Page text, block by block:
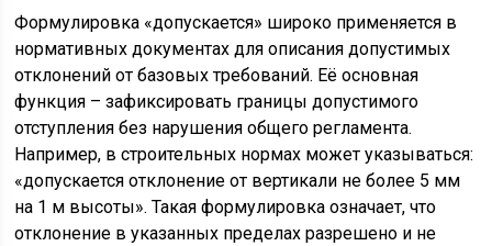
Формулировка «допускается» широко применяется в
нормативных документах для описания допустимых
отклонений от базовых требований. Её основная
функция – зафиксировать границы допустимого
отступления без нарушения общего регламента.
Например, в строительных нормах может указываться:
«допускается отклонение от вертикали не более 5 мм
на 1 м высоты». Такая формулировка означает, что
отклонение в указанных пределах разрешено и не